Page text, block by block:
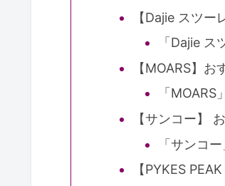
【Dajie スツー
「Dajie
【MOARS】お
「
【サンコー】
「サンコ
【PYKES